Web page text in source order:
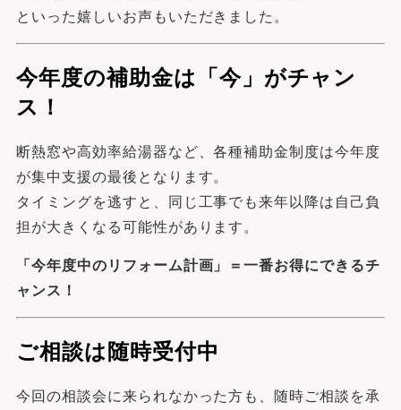
といった嬉しいお声もいただきました。
今年度の補助金は「今」がチャン
ス！
断熱窓や高効率給湯器など、各種補助金制度は今年度
が集中支援の最後となります。
タイミングを逃すと、同じ工事でも来年以降は自己負
担が大きくなる可能性があります。
「今年度中のリフォーム計画」＝一番お得にできるチ
ャンス！
ご相談は随時受付中
今回の相談会に来られなかった方も、随時ご相談を承